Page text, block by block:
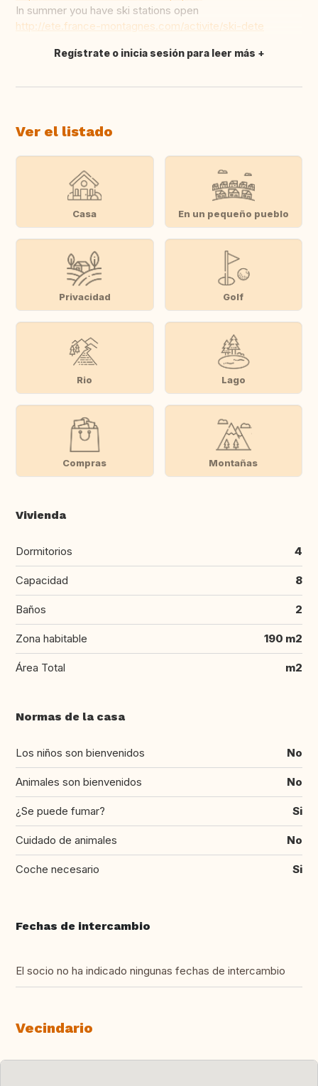
In summer you have ski stations open
http://ete.france-montagnes.com/activite/ski-dete
Traducir
Regístrate o inicia sesión para leer más
Ver el listado
Casa En un pequeño pueblo
Privacidad Golf
Rio Lago
Compras Montañas
Vivienda
Dormitorios 4
Capacidad 8
Baños 2
Zona habitable 190 m2
Área Total m2
Normas de la casa
Los niños son bienvenidos No
Animales son bienvenidos No
¿Se puede fumar? Si
Cuidado de animales No
Coche necesario Si
Fechas de intercambio
El socio no ha indicado ningunas fechas de intercambio
Vecindario